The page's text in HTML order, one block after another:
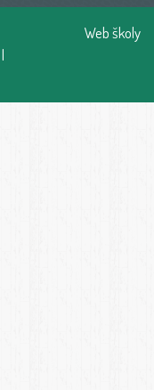
|
Web školy